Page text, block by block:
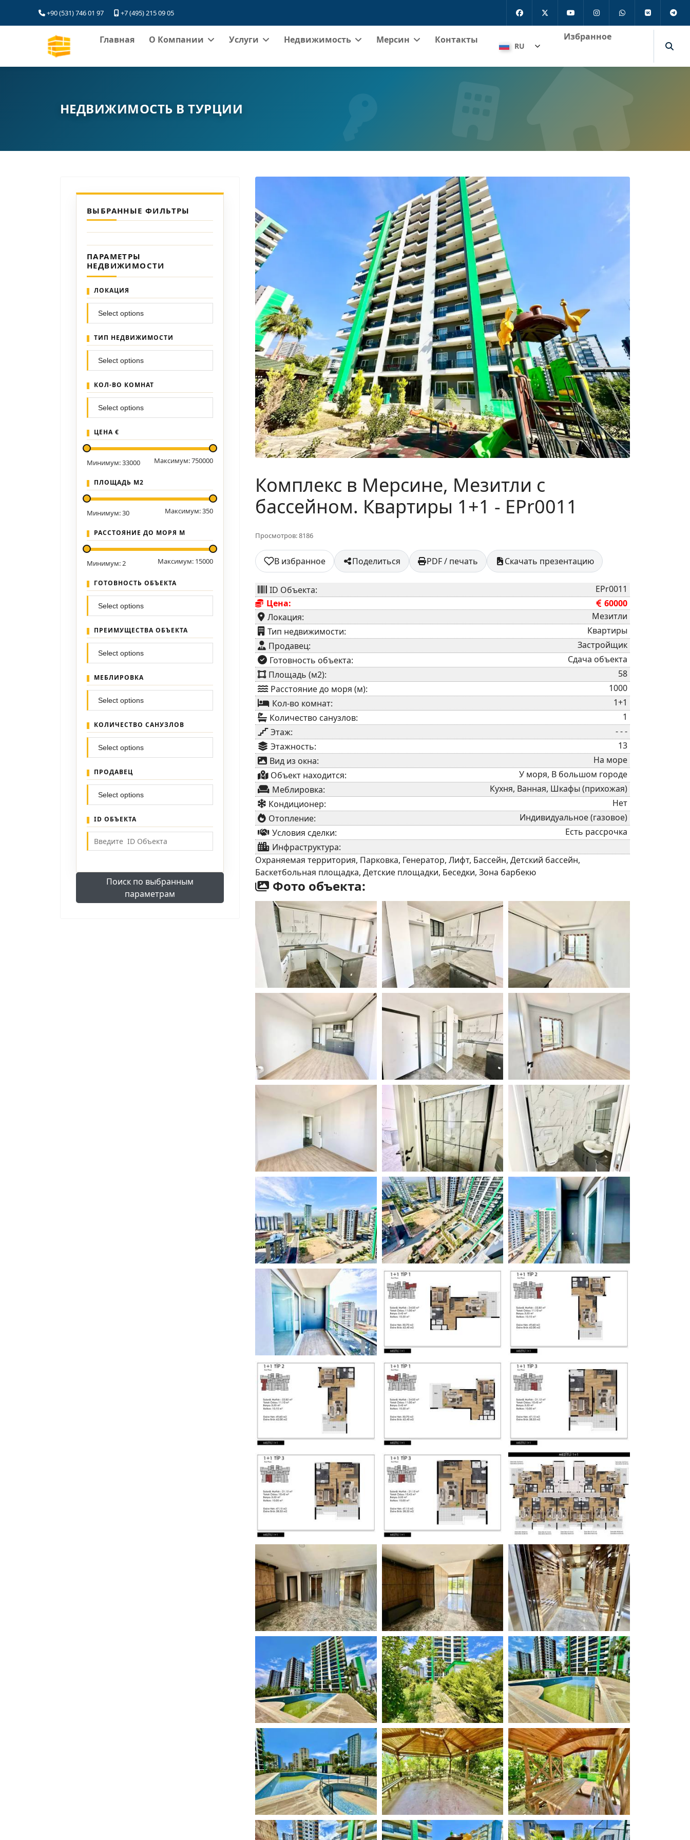
+90 (531) 746 01 97 +7 (495) 215 09 05
Главная О Компании Услуги Недвижимость Мерсин Контакты
RU
Избранное
НЕДВИЖИМОСТЬ В ТУРЦИИ
ВЫБРАННЫЕ ФИЛЬТРЫ
ПАРАМЕТРЫ
НЕДВИЖИМОСТИ
ЛОКАЦИЯ
ТИП НЕДВИЖИМОСТИ
КОЛ-ВО КОМНАТ
ЦЕНА €
Минимум:33000 Максимум:750000
ПЛОЩАДЬ М2
Минимум:30 Максимум:350
РАССТОЯНИЕ ДО МОРЯ М
Минимум:2 Максимум: 15000
ГОТОВНОСТЬ ОБЪЕКТА
ПРЕИМУЩЕСТВА ОБЪЕКТА
МЕБЛИРОВКА
КОЛИЧЕСТВО САНУЗЛОВ
ПРОДАВЕЦ
ID ОБЪЕКТА
Поиск по выбранным
параметрам
Комплекс в Мерсине, Мезитли с
бассейном. Квартиры 1+1 - EPr0011
Просмотров: 8186
В избранное Поделиться PDF / печать Скачать презентацию
ID Объекта:
EPr0011
Цена:
60000
Локация:
Мезитли
⁠Тип недвижимости:
Квартиры
Продавец:
Застройщик
⁠Готовность объекта:
Сдача объекта
Площадь (м2):
58
Расстояние до моря (м):
1000
Кол-во комнат:
1+1
Количество санузлов:
1
Этаж:
- - -
Этажность:
13
Вид из окна:
На море
Объект находится:
У моря, В большом городе
Меблировка:
Кухня, Ванная, Шкафы (прихожая)
Кондиционер:
Нет
Отопление:
Индивидуальное (газовое)
Условия сделки:
Есть рассрочка
Инфраструктура:
Охраняемая территория, Парковка, Генератор, Лифт, Бассейн, Детский бассейн,
Баскетбольная площадка, Детские площадки, Беседки, Зона барбекю
Фото объекта: